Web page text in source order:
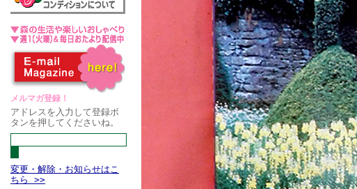
メルマガ登録！
アドレスを入力して登録ボ
タンを押してくださいね。
変更・解除・お知らせはこ
ちら >>